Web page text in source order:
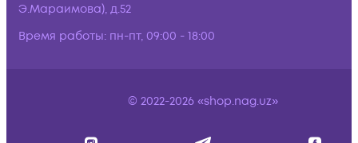
Э.Мараимова), д.52
Время работы: пн-пт, 09:00 - 18:00
© 2022-2026 «shop.nag.uz»